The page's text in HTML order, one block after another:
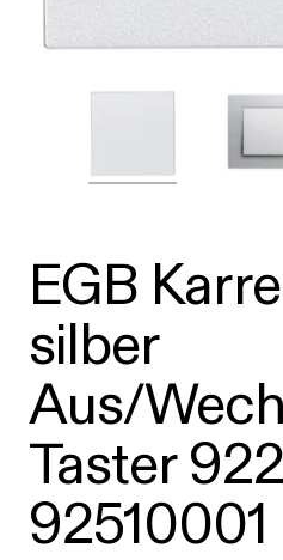
EGB
silber
Aus/
Taster
92510001